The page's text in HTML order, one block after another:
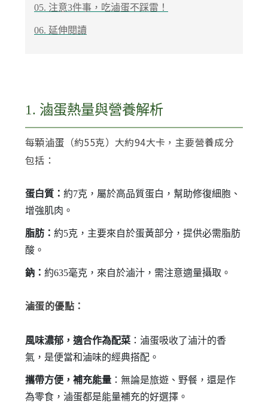
05. 注意3件事，吃滷蛋不踩雷！
06. 延伸閱讀
1. 滷蛋熱量與營養解析
每顆滷蛋（約55克）大約94大卡，主要營養成分
包括：
蛋白質： 約7克，屬於高品質蛋白，幫助修復細胞、
增強肌肉。
脂肪： 約5克，主要來自於蛋黃部分，提供必需脂肪
酸。
鈉： 約635毫克，來自於滷汁，需注意適量攝取。
滷蛋的優點：
風味濃郁，適合作為配菜 ：滷蛋吸收了滷汁的香
氣，是便當和滷味的經典搭配。
攜帶方便，補充能量 ：無論是旅遊、野餐，還是作
為零食，滷蛋都是能量補充的好選擇。